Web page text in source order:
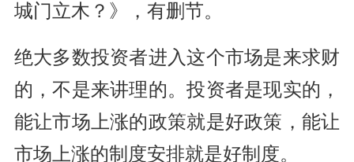
城门立木？》，有删节。
绝大多数投资者进入这个市场是来求财
的，不是来讲理的。投资者是现实的，
能让市场上涨的政策就是好政策，能让
市场上涨的制度安排就是好制度。